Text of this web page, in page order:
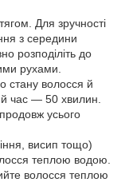
Для зручності
з середини
розподіліть до
рухами.
стану волосся й
час — 50 хвилин.
усього
висип тощо)
теплою водою.
волосся теплою